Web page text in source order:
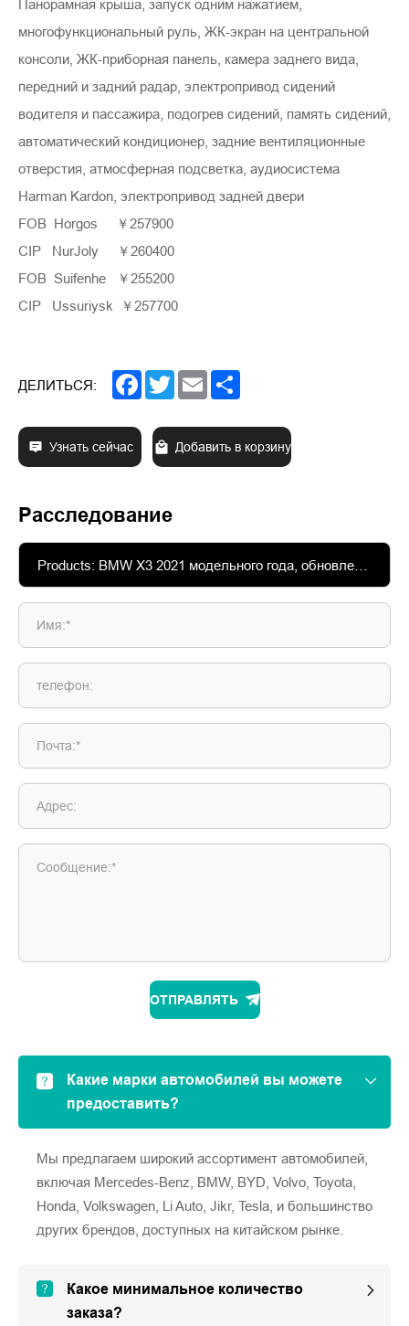
Панорамная крыша, запуск одним нажатием,
многофункциональный руль, ЖК-экран на центральной
консоли, ЖК-приборная панель, камера заднего вида,
передний и задний радар, электропривод сидений
водителя и пассажира, подогрев сидений, память сидений,
автоматический кондиционер, задние вентиляционные
отверстия, атмосферная подсветка, аудиосистема
Harman Kardon, электропривод задней двери
FOB Horgos ￥257900
CIP NurJoly ￥260400
FOB Suifenhe ￥255200
CIP Ussuriysk ￥257700
ДЕЛИТЬСЯ: Facebook
TwitterEmail
Узнать сейчас Добавить в корзину
Расследование
Имя:*
телефон:
Почта:*
Адрес:
Сообщение:*
ОТПРАВЛЯТЬ
Какие марки автомобилей вы можете
предоставить?
Мы предлагаем широкий ассортимент автомобилей,
включая Mercedes-Benz, BMW, BYD, Volvo, Toyota,
Honda, Volkswagen, Li Auto, Jikr, Tesla, и большинство
других брендов, доступных на китайском рынке.
Какое минимальное количество
заказа?